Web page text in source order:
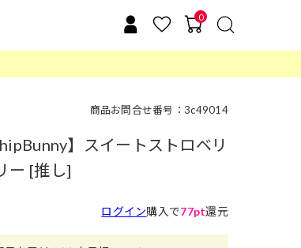
0
商品お問合せ番号：3c49014
】スイートストロベリ
ー [推し]
ログイン購入で77pt還元